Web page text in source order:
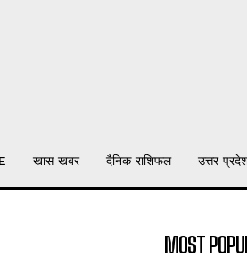
खास खबर दैनिक राशिफल उत्तर
MOST